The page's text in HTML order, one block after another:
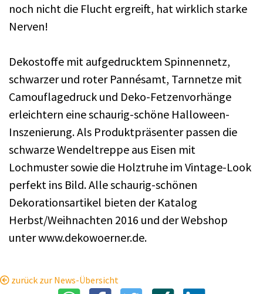
noch nicht die Flucht ergreift, hat wirklich starke
Nerven!
Dekostoffe mit aufgedrucktem Spinnennetz,
schwarzer und roter Pannésamt, Tarnnetze mit
Camouflagedruck und Deko-Fetzenvorhänge
erleichtern eine schaurig-schöne Halloween-
Inszenierung. Als Produktpräsenter passen die
schwarze Wendeltreppe aus Eisen mit
Lochmuster sowie die Holztruhe im Vintage-Look
perfekt ins Bild. Alle schaurig-schönen
Dekorationsartikel bieten der Katalog
Herbst/Weihnachten 2016 und der Webshop
unter www.dekowoerner.de.
zurück zur News-Übersicht